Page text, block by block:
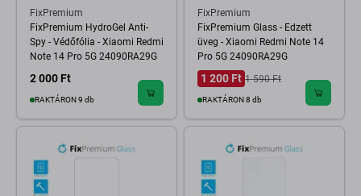
FixPremium
FixPremium HydroGel Anti-
Spy - Védőfólia - Xiaomi Redmi
Note 14 Pro 5G 24090RA29G
2 000 Ft
RAKTÁRON 9 db
FixPremium
FixPremium Glass - Edzett
üveg - Xiaomi Redmi Note 14
Pro 5G 24090RA29G
1 200 Ft 1 590 Ft
RAKTÁRON 8 db